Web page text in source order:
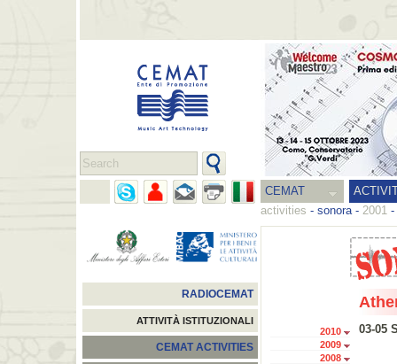
CEMAT
activities - sonora- 2001 -
RADIOCEMAT
ATTIVITÀ ISTITUZIONALI
CEMAT ACTIVITIES
2010
2009
2008
03-05